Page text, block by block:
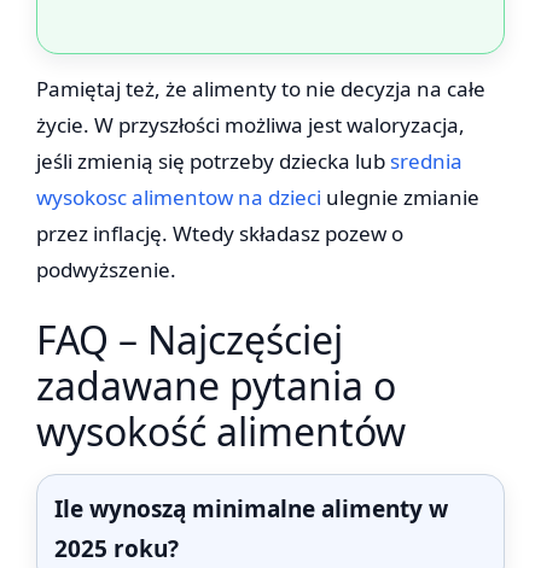
Pamiętaj też, że alimenty to nie decyzja na całe
życie. W przyszłości możliwa jest waloryzacja,
jeśli zmienią się potrzeby dziecka lub srednia
wysokosc alimentow na dzieci ulegnie zmianie
przez inflację. Wtedy składasz pozew o
podwyższenie.
FAQ – Najczęściej
zadawane pytania o
wysokość alimentów
Ile wynoszą minimalne alimenty w
2025 roku?